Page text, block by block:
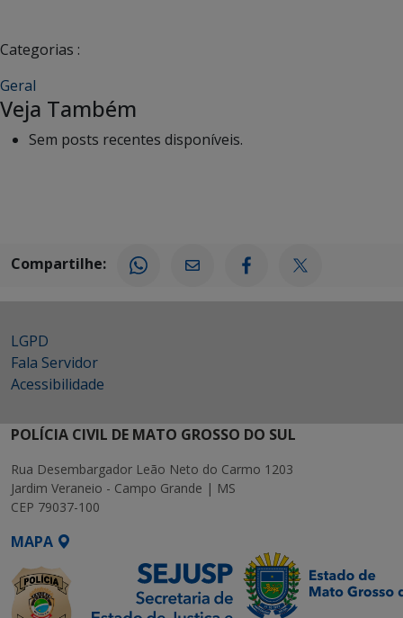
Categorias :
Geral
Veja Também
Sem posts recentes disponíveis.
Compartilhe:
LGPD
Fala Servidor
Acessibilidade
POLÍCIA CIVIL DE MATO GROSSO DO SUL
Rua Desembargador Leão Neto do Carmo 1203
Jardim Veraneio - Campo Grande | MS
CEP 79037-100
MAPA